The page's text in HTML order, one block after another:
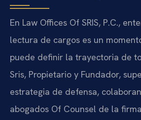
En Law Offices Of SRIS, P.C.,
lectura de cargos es un
puede definir la trayectoria de
Sris, Propietario y Fundador,
estrategia de defensa,
abogados Of Counsel de la